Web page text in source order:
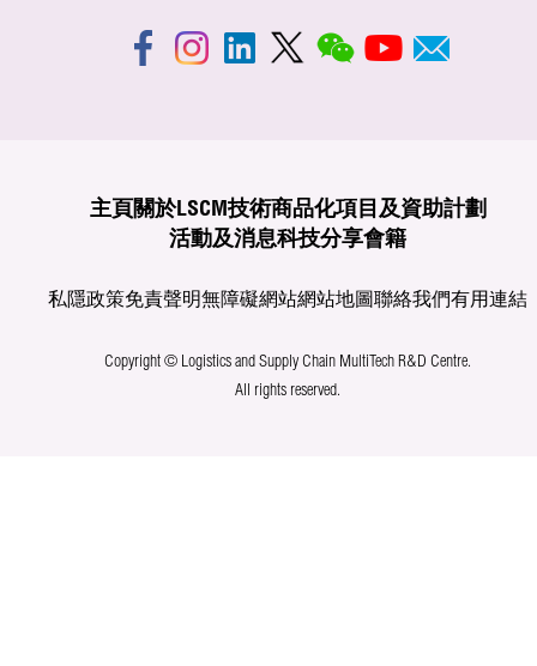
主頁 關於LSCM技術商品化項目及資助計劃
活動及消息科技分享會籍
私隱政策免責聲明無障礙網站網站地圖聯絡我們有用連結
Copyright © Logistics and Supply Chain MultiTech R&D Centre.
All rights reserved.